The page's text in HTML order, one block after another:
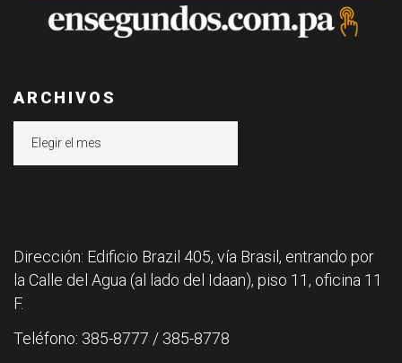
ARCHIVOS
Dirección: Edificio Brazil 405, vía Brasil, entrando por
la Calle del Agua (al lado del Idaan), piso 11, oficina 11
F.
Teléfono: 385-8777 / 385-8778